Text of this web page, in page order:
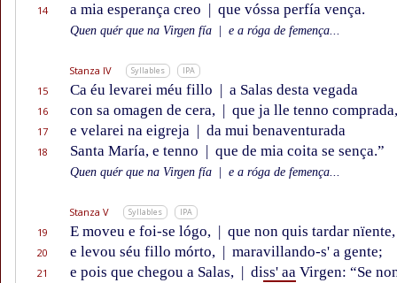
14 a mia esperança creo | que vóssa perfía vença.
Quen quér que na Virgen fía e a róga de femença...
Stanza IV Syllables IPA
15 Ca éu levarei méu fillo | a Salas desta vegada
16 con sa omagen de cera, | que ja lle tenno comprada,
17 e velarei na eigreja | da mui benaventurada
18 Santa María, e tenno | que de mia coita se sença.”
Quen quér que na Virgen fía e a róga de femença...
Stanza V Syllables IPA
19 E moveu e foi-se lógo, | que non quis tardar nïente,
20 e levou séu fillo mórto, | maravillando-s' a gente;
21 e pois que chegou a Salas, | diss' aa Virgen: “Se